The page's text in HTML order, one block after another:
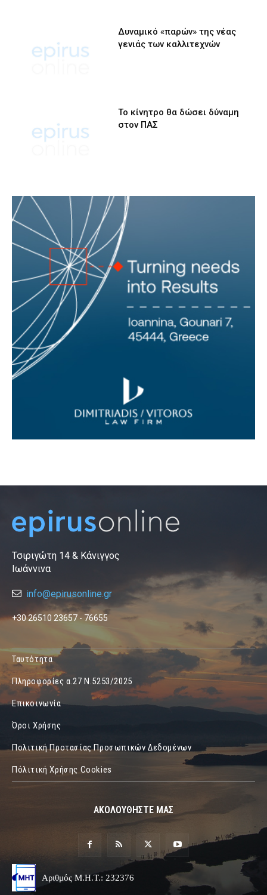
Δυναμικό «παρών» της νέας
γενιάς των καλλιτεχνών
Το κίνητρο θα δώσει δύναμη
στον ΠΑΣ
Τσιριγώτη 14 & Κάνιγγος
Ιωάννινα
info@epirusonline.gr
+30 26510 23657 - 76655
Ταυτότητα
Πληροφορίες α.27 Ν.5253/2025
Επικοινωνία
Όροι Χρήσης
Πολιτική Προτασίας Προσωπικών Δεδομένων
Πόλιτική Χρήσης Cookies
ΑΚΟΛΟΥΘΗΣΤΕ ΜΑΣ
Αριθμός Μ.Η.Τ.: 232376